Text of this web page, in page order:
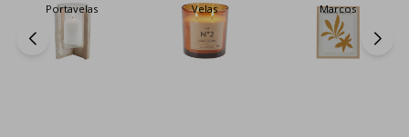
Portavelas Velas Marcos